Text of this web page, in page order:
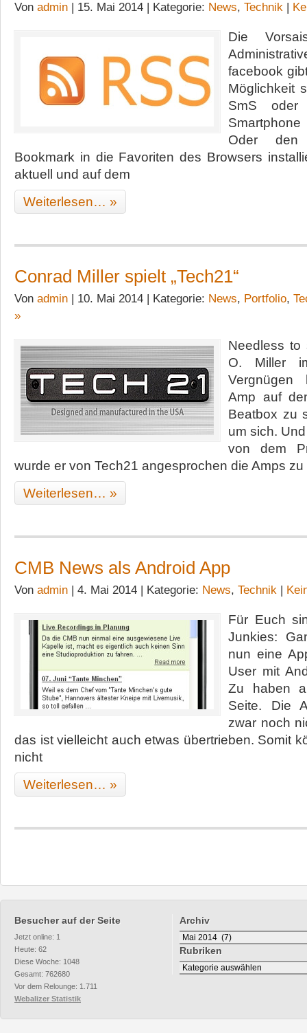
Von admin | 15. Mai 2014 | Kategorie: News, Technik |
Die
facebook
Möglichkeit
SmS
Oder
Bookmark in die Favoriten des Browsers
aktuell und auf dem
Weiterlesen… »
Conrad Miller spielt „Tech21“
Von admin | 10. Mai 2014 | Kategorie: News, Portfolio,
»
Needless
O. Miller
Vergnügen
Amp auf
Beatbox zu
um sich.
von dem
wurde er von Tech21 angesprochen die Amps
Weiterlesen… »
CMB News als Android App
Von admin | 4. Mai 2014 | Kategorie: News, Technik |
Für Euch
Junkies:
nun eine
User mit
Zu haben
Seite. Die
zwar noch
das ist vielleicht auch etwas übertrieben. Somit
nicht
Weiterlesen… »
Besucher auf der Seite
Jetzt online: 1
Heute: 62
Diese Woche: 1048
Gesamt: 762680
Vor dem Relounge: 1.711
Webalizer Statistik
Archiv
Archiv
Rubriken
Rubriken